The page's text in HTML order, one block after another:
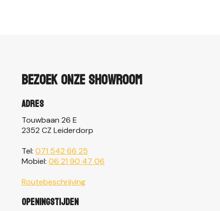
Bezoek onze showroom
Adres
Touwbaan 26 E
2352 CZ Leiderdorp
Tel: 071 542 66 25
Mobiel: 06 21 90 47 06
Routebeschrijving
Openingstijden